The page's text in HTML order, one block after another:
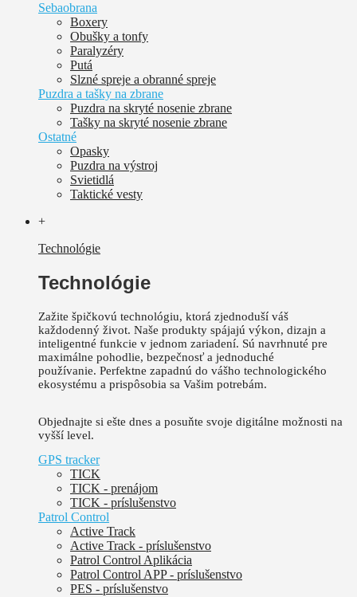
Sebaobrana
Boxery
Obušky a tonfy
Paralyzéry
Putá
Slzné spreje a obranné spreje
Puzdra a tašky na zbrane
Puzdra na skryté nosenie zbrane
Tašky na skryté nosenie zbrane
Ostatné
Opasky
Puzdra na výstroj
Svietidlá
Taktické vesty
+
Technológie
Technológie
Zažite špičkovú technológiu, ktorá zjednoduší váš
každodenný život. Naše produkty spájajú výkon, dizajn a
inteligentné funkcie v jednom zariadení. Sú navrhnuté pre
maximálne pohodlie, bezpečnosť a jednoduché
používanie. Perfektne zapadnú do vášho technologického
ekosystému a prispôsobia sa Vašim potrebám.
Objednajte si ešte dnes a posuňte svoje digitálne možnosti na
vyšší level.
GPS tracker
TICK
TICK - prenájom
TICK - príslušenstvo
Patrol Control
Active Track
Active Track - príslušenstvo
Patrol Control Aplikácia
Patrol Control APP - príslušenstvo
PES - príslušenstvo